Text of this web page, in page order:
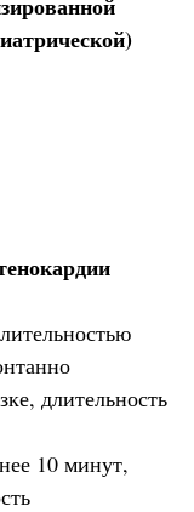
длительность
10 минут,